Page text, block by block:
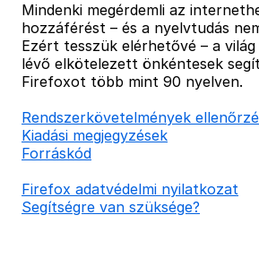
Mindenki megérdemli az
hozzáférést – és a nyelvtudás
Ezért tesszük elérhetővé – a
lévő elkötelezett önkéntesek
Firefoxot több mint 90 nyelven.
Rendszerkövetelmények
Kiadási megjegyzések
Forráskód
Firefox adatvédelmi nyilatkozat
Segítségre van szüksége?